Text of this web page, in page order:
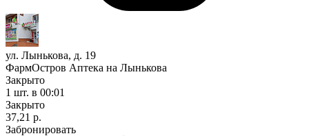
ул. Лынькова, д. 19
ФармОстров Аптека на Лынькова
Закрыто
1 шт. в 00:01
Закрыто
37,21 р.
Забронировать